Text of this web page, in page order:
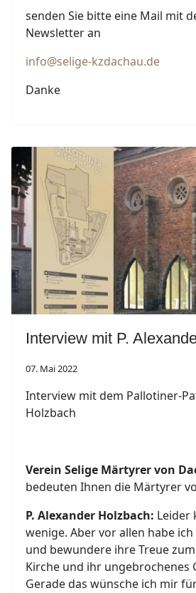
senden Sie bitte eine Mail mit
Newsletter an
info@selige-kzdachau.de
Danke
Interview mit P.
07. Mai 2022
Interview mit dem Pallotiner-
Holzbach
Verein Selige Märtyrer von
bedeuten Ihnen die Märtyrer
P. Alexander Holzbach: Leider
wenige. Aber vor allen habe
und bewundere ihre Treue
Kirche und ihr ungebrochenes
Gerade das wünsche ich mir